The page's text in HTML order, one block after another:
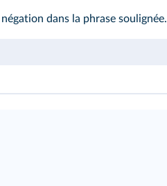
dans la phrase soulignée.